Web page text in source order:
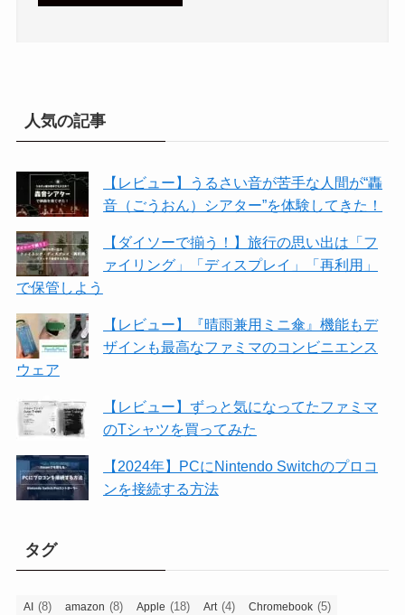
人気の記事
【レビュー】うるさい音が苦手な人間が“轟
音（ごうおん）シアター”を体験してきた！
【ダイソーで揃う！】旅行の思い出は「フ
ァイリング」「ディスプレイ」「再利用」
で保管しよう
【レビュー】『晴雨兼用ミニ傘』機能もデ
ザインも最高なファミマのコンビニエンス
ウェア
【レビュー】ずっと気になってたファミマ
のTシャツを買ってみた
【2024年】PCにNintendo Switchのプロコ
ンを接続する方法
タグ
AI (8) amazon (8) Apple (18) Art(4) Chromebook (5)